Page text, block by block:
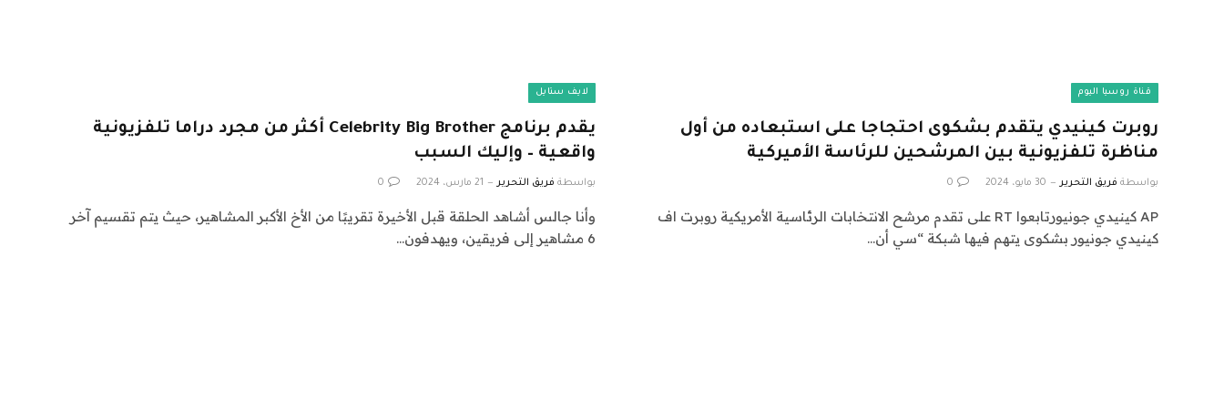
قناة روسيا اليوم
روبرت كينيدي يتقدم بشكوى احتجاجا على استبعاده من أول
مناظرة تلفزيونية بين المرشحين للرئاسة الأميركية
بواسطة فريق التحرير 30 مايو، 2024 0
AP كينيدي جونيورتابعوا RT على تقدم مرشح الانتخابات الرئاسية الأمريكية روبرت اف
كينيدي جونيور بشكوى يتهم فيها شبكة “سي أن…
لايف ستايل
يقدم برنامج Celebrity Big Brother أكثر من مجرد دراما تلفزيونية
واقعية – وإليك السبب
بواسطة فريق التحرير 21 مارس، 2024 0
وأنا جالس أشاهد الحلقة قبل الأخيرة تقريبًا من الأخ الأكبر المشاهير، حيث يتم تقسيم آخر
6 مشاهير إلى فريقين، ويهدفون…